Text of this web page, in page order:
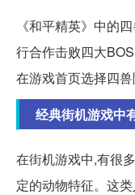
《和平精英》中的
行合作击败四大
在游戏首页选择四兽
经典街机游戏中
在街机游戏中,有很
定的动物特征。这